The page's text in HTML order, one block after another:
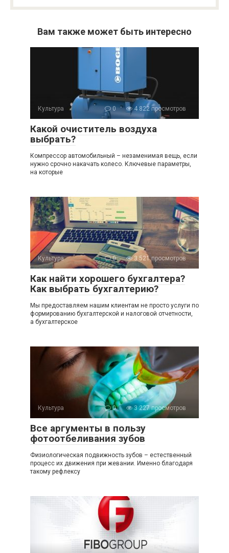
Вам также может быть интересно
Культура 0 4 822 просмотров
Какой очиститель воздуха
выбрать?
Компрессор автомобильный – незаменимая вещь, если
нужно срочно накачать колесо. Ключевые параметры,
на которые
Культура 0 3 521 просмотров
Как найти хорошего бухгалтера?
Как выбрать бухгалтерию?
Мы предоставляем нашим клиентам не просто услуги по
формированию бухгалтерской и налоговой отчетности,
а бухгалтерское
Культура 0 3 227 просмотров
Все аргументы в пользу
фотоотбеливания зубов
Физиологическая подвижность зубов – естественный
процесс их движения при жевании. Именно благодаря
такому рефлексу